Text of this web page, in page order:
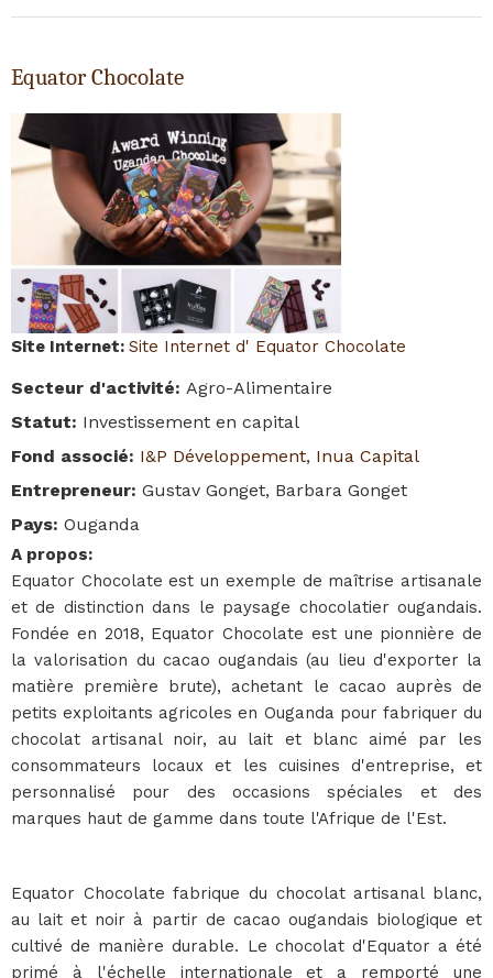
Equator Chocolate
Site Internet: Site Internet d' Equator Chocolate
Secteur d'activité: Agro-Alimentaire
Statut: Investissement en capital
Fond associé: I&P Développement, Inua Capital
Entrepreneur: Gustav Gonget, Barbara Gonget
Pays: Ouganda
A propos:
Equator Chocolate est un exemple de maîtrise artisanale
et de distinction dans le paysage chocolatier ougandais.
Fondée en 2018, Equator Chocolate est une pionnière de
la valorisation du cacao ougandais (au lieu d'exporter la
matière première brute), achetant le cacao auprès de
petits exploitants agricoles en Ouganda pour fabriquer du
chocolat artisanal noir, au lait et blanc aimé par les
consommateurs locaux et les cuisines d'entreprise, et
personnalisé pour des occasions spéciales et des
marques haut de gamme dans toute l'Afrique de l'Est.
Equator Chocolate fabrique du chocolat artisanal blanc,
au lait et noir à partir de cacao ougandais biologique et
cultivé de manière durable. Le chocolat d'Equator a été
primé à l'échelle internationale et a remporté une